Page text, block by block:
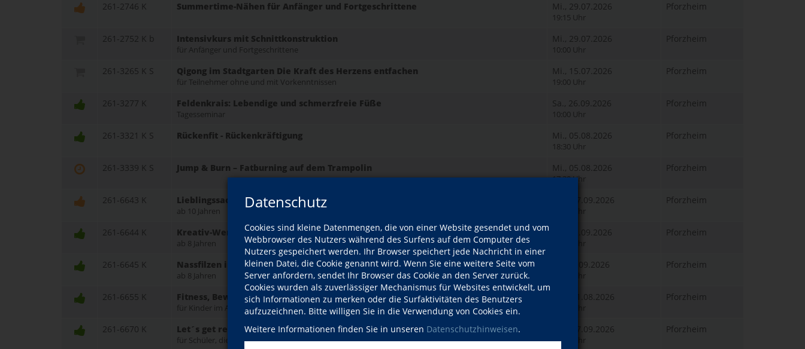
Datenschutz
Cookies sind kleine Datenmengen, die von einer Website gesendet und vom
Webbrowser des Nutzers während des Surfens auf dem Computer des
Nutzers gespeichert werden. Ihr Browser speichert jede Nachricht in einer
kleinen Datei, die Cookie genannt wird. Wenn Sie eine weitere Seite vom
Server anfordern, sendet Ihr Browser das Cookie an den Server zurück.
Cookies wurden als zuverlässiger Mechanismus für Websites entwickelt, um
sich Informationen zu merken oder die Surfaktivitäten des Benutzers
aufzuzeichnen. Bitte willigen Sie in die Verwendung von Cookies ein.
Weitere Informationen finden Sie in unseren Datenschutzhinweisen.
261-2746 K Summertime-Nähen für Anfänger und Fortgeschrittene Mi., 29.07.2026
19:15 Uhr
Pforzheim
261-2752 K b Intensivkurs mit Schnittkonstruktion
für Anfänger und Fortgeschrittene
Mi., 29.07.2026
10:00 Uhr
Pforzheim
261-3265 K S Qigong im Stadtgarten Die Kraft des Herzens entfachen
für Teilnehmer ohne und mit Vorkenntnissen
Mi., 15.07.2026
19:00 Uhr
Pforzheim
261-3277 K Feldenkrais: Lebendige und schmerzfreie Füße
Tagesseminar
Sa., 26.09.2026
10:00 Uhr
Pforzheim
261-3321 K S Rückenfit - Rückenkräftigung Mi., 05.08.2026
18:30 Uhr
Pforzheim
261-3339 K S Jump & Burn – Fatburning auf dem Trampolin Mi., 05.08.2026
17:30 Uhr
Pforzheim
261-6643 K Lieblingssachen – einfach selbst genäht! Nähkurs für Kinder in den Sommerferien
ab 10 Jahren
Mo., 07.09.2026
10:00 Uhr
Pforzheim
261-6644 K Kreativ-Werkstatt in den Sommerferien: Kunterbunte Maschenwelt.
ab 8 Jahren
Mi., 02.09.2026
10:00 Uhr
Pforzheim
261-6645 K Nassfilzen in den Sommerferien – Unikate aus hochwertiger Merinowolle
ab 8 Jahren
Fr., 11.09.2026
10:00 Uhr
Pforzheim
261-6655 K Fitness, Bewegung und Spiel
für Kinder im Alter von 8-12 Jahren
Mo., 31.08.2026
16:00 Uhr
Pforzheim
261-6670 K Let´s get ready for the 5th grade! Englisch-Intensivkurs
für Schüler, die in Klasse 5 kommen
Mo., 07.09.2026
08:00 Uhr
Pforzheim